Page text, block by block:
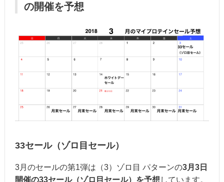
の開催を予想
33セール（ゾロ目セール）
3月のセールの第1弾は（3）ゾロ目 パターンの3月3日
開催の33セール（ゾロ目セール）を予想 しています。